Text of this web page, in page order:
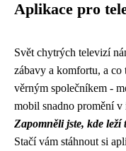
Aplikace pro
Svět chytrých televizí
zábavy a komfortu, a
věrným společníkem -
mobil snadno promění
Zapomněli jste, kde leží
Stačí vám stáhnout si